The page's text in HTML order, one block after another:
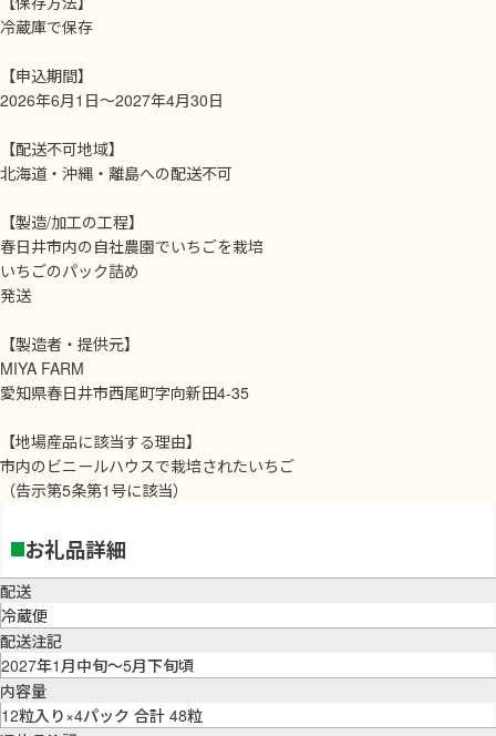
冷蔵庫で保存
【申込期間】
2026年6月1日～2027年4月30日
【配送不可地域】
北海道・沖縄・離島への配送不可
【製造/加工の工程】
春日井市内の自社農園でいちごを栽培
いちごのパック詰め
発送
【製造者・提供元】
MIYA FARM
愛知県春日井市西尾町字向新田4-35
【地場産品に該当する理由】
市内のビニールハウスで栽培されたいちご
（告示第5条第1号に該当）
お礼品詳細
配送
冷蔵便
配送注記
2027年1月中旬～5月下旬頃
内容量
12粒入り×4パック 合計 48粒